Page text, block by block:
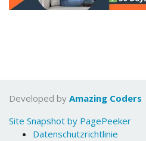
Developed by Amazing Coders
Site Snapshot by PagePeeker
Datenschutzrichtlinie